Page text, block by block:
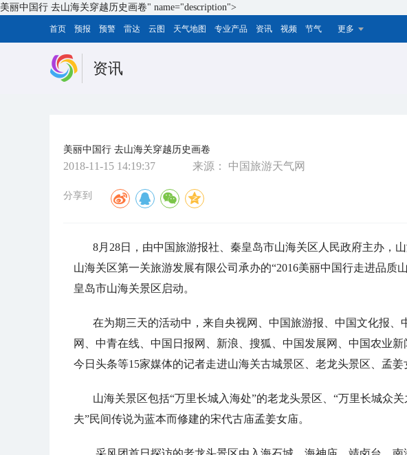
美丽中国行 去山海关穿越历史画卷" name="description">
首页 预报 预警 雷达 云图 天气地图 专业产品 资讯 视频 节气 更多
资讯
美丽中国行 去山海关穿越历史画卷
2018-11-15 14:19:37 来源： 中国旅游天气网
分享到
8月28日，由中国旅游报社、秦皇岛市山海关区人民政府主办，
山海关区第一关旅游发展有限公司承办的“2016美丽中国行走进品质
皇岛市山海关景区启动。
在为期三天的活动中，来自央视网、中国旅游报、中国文化报、
网、中青在线、中国日报网、新浪、搜狐、中国发展网、中国农业新
今日头条等15家媒体的记者走进山海关古城景区、老龙头景区、孟姜
山海关景区包括“万里长城入海处”的老龙头景区、“万里长城众
夫”民间传说为蓝本而修建的宋代古庙孟姜女庙。